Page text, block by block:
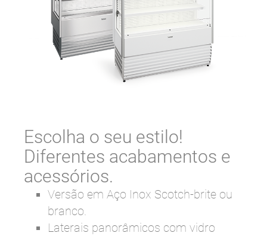
Escolha o seu estilo!
Diferentes acabamentos e
acessórios.
Versão em Aço Inox Scotch-brite ou
branco.
Laterais panorâmicos com vidro